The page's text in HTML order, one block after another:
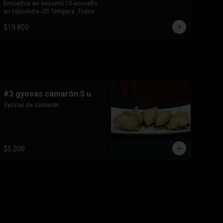
Envueltos en sesamo 10-envuelto
en ciboulette -20 Tempura ,Todos
cebollin
$19.800
#3 gyosas camarón 5 u
Gyozas de camarón.
$5.200